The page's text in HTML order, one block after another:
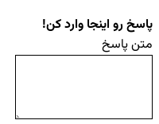
پاسخ رو اینجا وارد کن!
متن پاسخ